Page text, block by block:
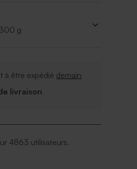
g
à être expédié demain
livraison
4863 utilisateurs.